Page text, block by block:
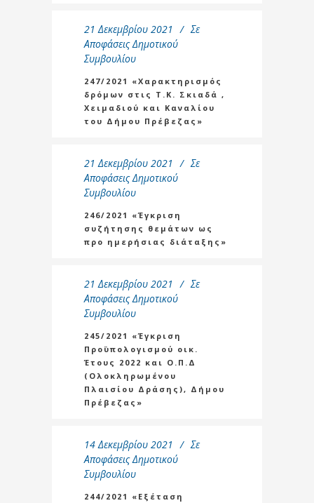
21 Δεκεμβρίου 2021
Σε
Αποφάσεις Δημοτικού
Συμβουλίου
247/2021 «Χαρακτηρισμός
δρόμων στις Τ.Κ. Σκιαδά ,
Χειμαδιού και Καναλίου
του Δήμου Πρέβεζας»
21 Δεκεμβρίου 2021
Σε
Αποφάσεις Δημοτικού
Συμβουλίου
246/2021 «Έγκριση
συζήτησης θεμάτων ως
προ ημερήσιας διάταξης»
21 Δεκεμβρίου 2021
Σε
Αποφάσεις Δημοτικού
Συμβουλίου
245/2021 «Έγκριση
Προϋπολογισμού οικ.
Έτους 2022 και Ο.Π.Δ
(Ολοκληρωμένου
Πλαισίου Δράσης), Δήμου
Πρέβεζας»
14 Δεκεμβρίου 2021
Σε
Αποφάσεις Δημοτικού
Συμβουλίου
244/2021 «Εξέταση